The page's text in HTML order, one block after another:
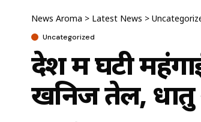
News Aroma > Latest News >
Uncategorized
देश में घटी
खनिज तेल,